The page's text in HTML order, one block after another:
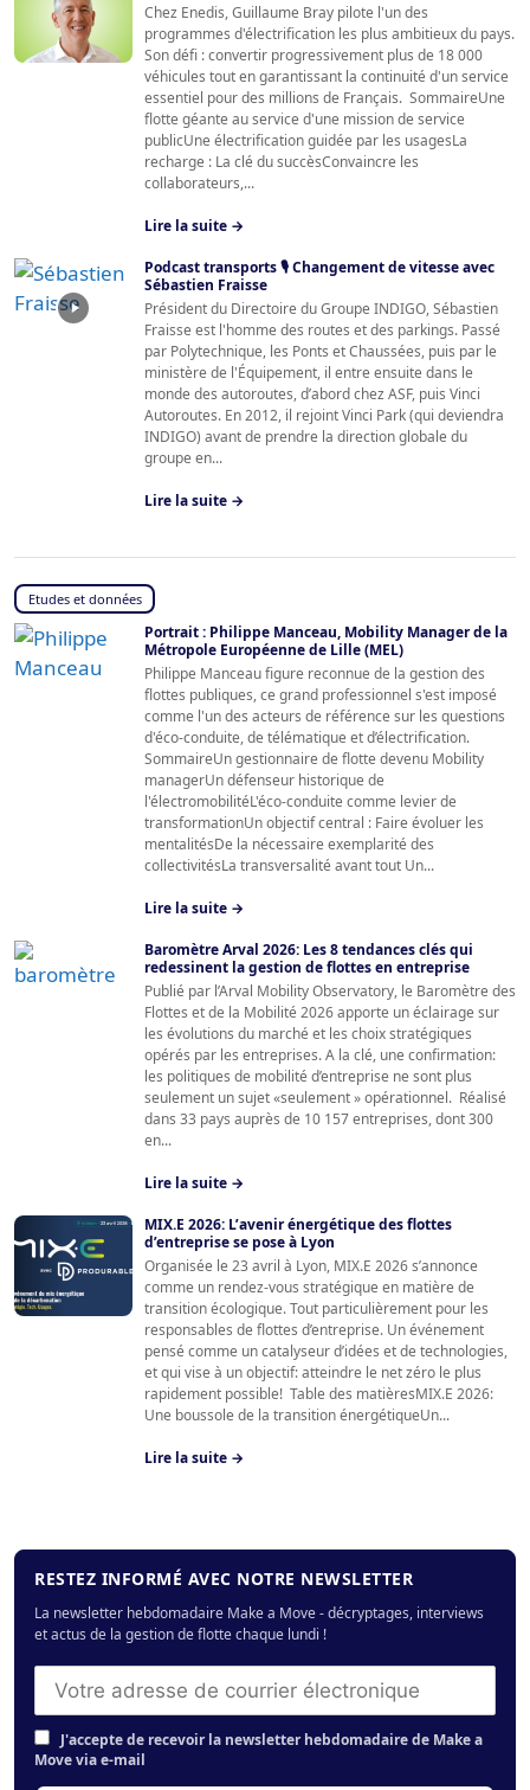
Chez Enedis, Guillaume Bray pilote l'un des
programmes d'électrification les plus ambitieux du pays.
Son défi : convertir progressivement plus de 18 000
véhicules tout en garantissant la continuité d'un service
essentiel pour des millions de Français. SommaireUne
flotte géante au service d'une mission de service
publicUne électrification guidée par les usagesLa
recharge : La clé du succèsConvaincre les
collaborateurs,...
Lire la suite →
Podcast transports 🎙️ Changement de vitesse avec
Sébastien Fraisse
Président du Directoire du Groupe INDIGO, Sébastien
Fraisse est l'homme des routes et des parkings. Passé
par Polytechnique, les Ponts et Chaussées, puis par le
ministère de l'Équipement, il entre ensuite dans le
monde des autoroutes, d’abord chez ASF, puis Vinci
Autoroutes. En 2012, il rejoint Vinci Park (qui deviendra
INDIGO) avant de prendre la direction globale du
groupe en...
Lire la suite →
Etudes et données
Portrait : Philippe Manceau, Mobility Manager de la
Métropole Européenne de Lille (MEL)
Philippe Manceau figure reconnue de la gestion des
flottes publiques, ce grand professionnel s'est imposé
comme l'un des acteurs de référence sur les questions
d'éco-conduite, de télématique et d’électrification.
SommaireUn gestionnaire de flotte devenu Mobility
managerUn défenseur historique de
l'électromobilitéL'éco-conduite comme levier de
transformationUn objectif central : Faire évoluer les
mentalitésDe la nécessaire exemplarité des
collectivitésLa transversalité avant tout Un...
Lire la suite →
Baromètre Arval 2026: Les 8 tendances clés qui
redessinent la gestion de flottes en entreprise
Publié par l’Arval Mobility Observatory, le Baromètre des
Flottes et de la Mobilité 2026 apporte un éclairage sur
les évolutions du marché et les choix stratégiques
opérés par les entreprises. A la clé, une confirmation:
les politiques de mobilité d’entreprise ne sont plus
seulement un sujet «seulement » opérationnel. Réalisé
dans 33 pays auprès de 10 157 entreprises, dont 300
en...
Lire la suite →
MIX.E 2026: L’avenir énergétique des flottes
d’entreprise se pose à Lyon
Organisée le 23 avril à Lyon, MIX.E 2026 s’annonce
comme un rendez-vous stratégique en matière de
transition écologique. Tout particulièrement pour les
responsables de flottes d’entreprise. Un événement
pensé comme un catalyseur d’idées et de technologies,
et qui vise à un objectif: atteindre le net zéro le plus
rapidement possible! Table des matièresMIX.E 2026:
Une boussole de la transition énergétiqueUn...
Lire la suite →
RESTEZ INFORMÉ AVEC NOTRE NEWSLETTER
La newsletter hebdomadaire Make a Move - décryptages, interviews
et actus de la gestion de flotte chaque lundi !
J'accepte de recevoir la newsletter hebdomadaire de Make a
Move via e-mail